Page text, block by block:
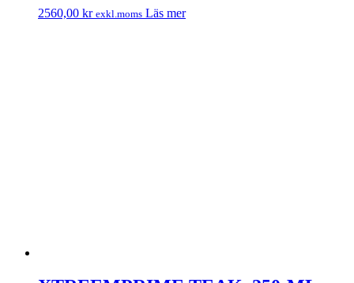
2560,00 kr exkl.moms Läs mer